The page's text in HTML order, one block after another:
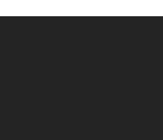
Penal, de la Universidad
En 2000, el Sr. Clark recibió su
cum laude, de la Facultad de
de Miami, donde fue
de tribunales simulados, fue